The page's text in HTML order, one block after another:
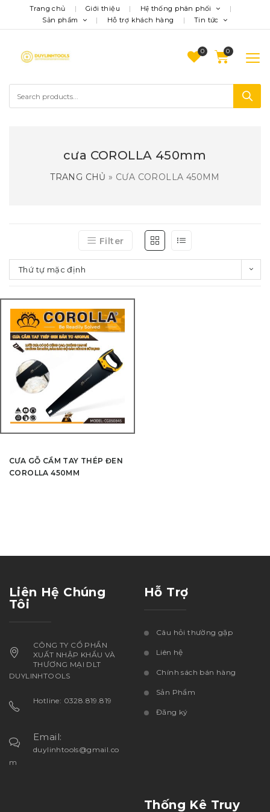
Trang chủ Giới thiệu
Hệ thống phân phối
Sản phẩm
Hỗ trợ khách hàng Tin tức
0
cưa COROLLA 450mm
TRANG CHỦ » CƯA COROLLA 450MM
Filter
Thứ tự mặc định
CƯA GỖ CẦM TAY THÉP ĐEN
COROLLA 450MM
Liên Hệ Chúng
Tôi
CÔNG TY CỔ PHẦN
XUẤT NHẬP KHẨU VÀ
THƯƠNG MẠI DLT
DUYLINHTOOLS
Hotline: 0328.819.819
Email:
duylinhtools@gmail.co
m
Hỗ Trợ
Câu hỏi thường gặp
Liên hệ
Chính sách bán hàng
Sản Phẩm
Đăng ký
Thống Kê Truy